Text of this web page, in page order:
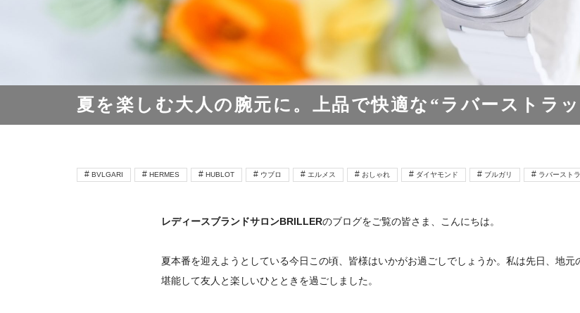
夏を楽しむ大人の腕元に。上品で快適な“ラバーストラ
BVLGARI HERMES HUBLOT ウブロ エルメス おしゃれ ダイヤモンド ブルガリ ラバースト
レディースブランドサロンBRILLERのブログをご覧の皆さま、こんにちは。
夏本番を迎えようとしている今日この頃、皆様はいかがお過ごしでしょうか。私は先日、地
堪能して友人と楽しいひとときを過ごしました。